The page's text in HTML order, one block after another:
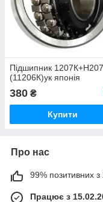
Підшипник 1207К+H207
(11206К)ук японія
380 ₴
Купити
Про нас
99% позитивних з
Працює з